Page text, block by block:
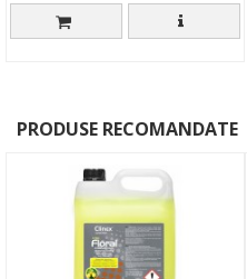
PRODUSE RECOMANDATE